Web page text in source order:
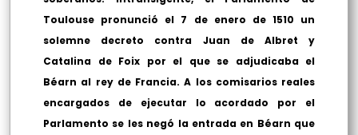
Toulouse pronunció el 7 de enero de 1510 un
solemne decreto contra Juan de Albret y
Catalina de Foix por el que se adjudicaba el
Béarn al rey de Francia. A los comisarios reales
encargados de ejecutar lo acordado por el
Parlamento se les negó la entrada en Béarn que